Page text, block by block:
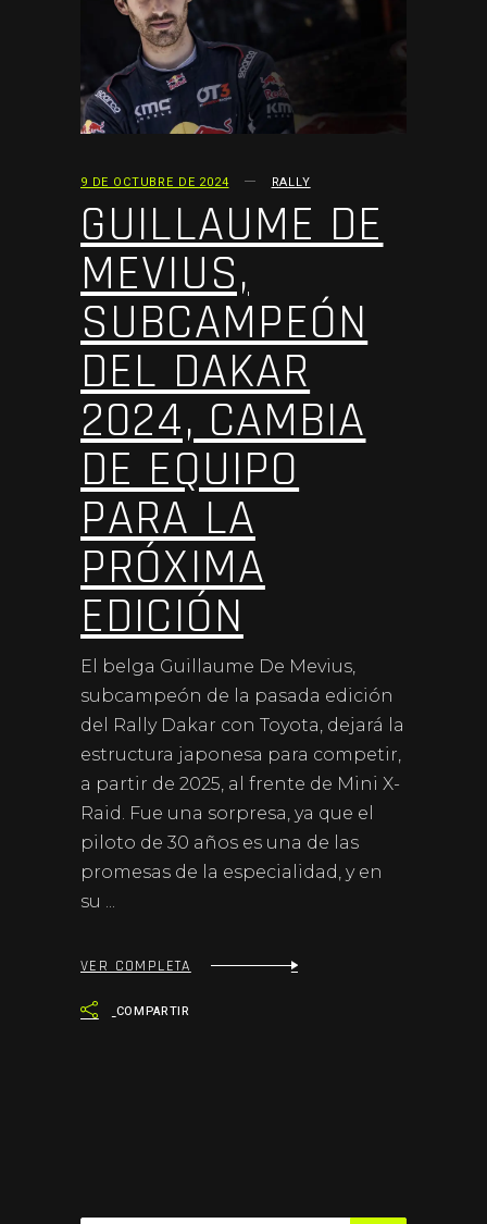
9 DE OCTUBRE DE 2024 RALLY
GUILLAUME DE
MEVIUS,
SUBCAMPEÓN
DEL DAKAR
2024, CAMBIA
DE EQUIPO
PARA LA
PRÓXIMA
EDICIÓN
El belga Guillaume De Mevius,
subcampeón de la pasada edición
del Rally Dakar con Toyota, dejará la
estructura japonesa para competir,
a partir de 2025, al frente de Mini X-
Raid. Fue una sorpresa, ya que el
piloto de 30 años es una de las
promesas de la especialidad, y en
su
VER COMPLETA
COMPARTIR